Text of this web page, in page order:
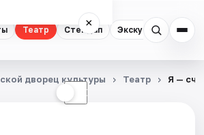
Театр Стендап Экскурсии
×
☾
дворец культуры Театр Я —